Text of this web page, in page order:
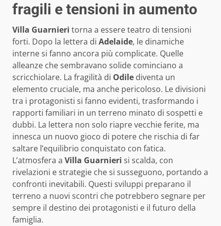
fragili e tensioni in aumento
Villa Guarnieri torna a essere teatro di tensioni
forti. Dopo la lettera di Adelaide, le dinamiche
interne si fanno ancora più complicate. Quelle
alleanze che sembravano solide cominciano a
scricchiolare. La fragilità di Odile diventa un
elemento cruciale, ma anche pericoloso. Le divisioni
tra i protagonisti si fanno evidenti, trasformando i
rapporti familiari in un terreno minato di sospetti e
dubbi. La lettera non solo riapre vecchie ferite, ma
innesca un nuovo gioco di potere che rischia di far
saltare l’equilibrio conquistato con fatica.
L’atmosfera a Villa Guarnieri si scalda, con
rivelazioni e strategie che si susseguono, portando a
confronti inevitabili. Questi sviluppi preparano il
terreno a nuovi scontri che potrebbero segnare per
sempre il destino dei protagonisti e il futuro della
famiglia.